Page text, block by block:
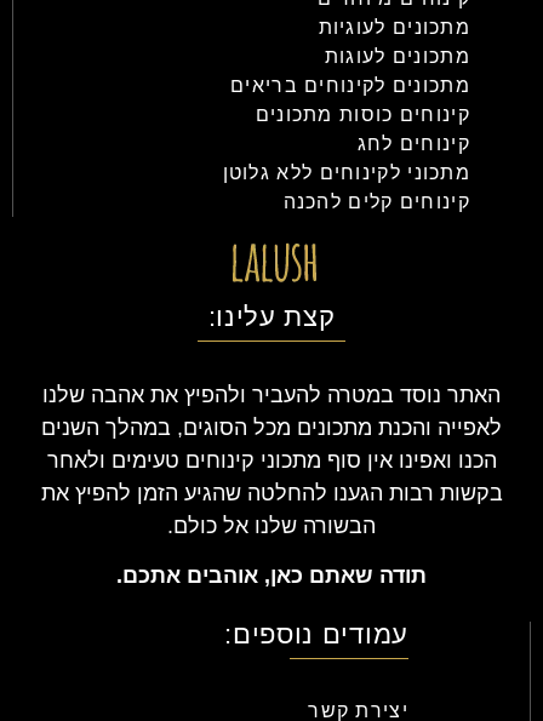
מתכונים לעוגיות
מתכונים לעוגות
מתכונים לקינוחים בריאים
קינוחים כוסות מתכונים
קינוחים לחג
מתכוני לקינוחים ללא גלוטן
קינוחים קלים להכנה
קצת עלינו:
האתר נוסד במטרה להעביר ולהפיץ את אהבה שלנו
לאפייה והכנת מתכונים מכל הסוגים, במהלך השנים
הכנו ואפינו אין סוף מתכוני קינוחים טעימים ולאחר
בקשות רבות הגענו להחלטה שהגיע הזמן להפיץ את
הבשורה שלנו אל כולם.
תודה שאתם כאן, אוהבים אתכם.
עמודים נוספים:
יצירת קשר